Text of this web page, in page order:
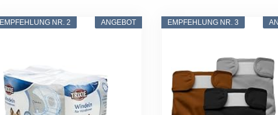
ANGEBOT
EMPFEHLUNG NR. 2 EMPFEHLUNG NR. 3